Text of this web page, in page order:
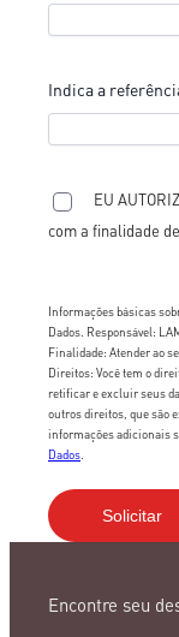
Indica a
EU
com a finalidade
Informações básicas
Dados. Responsável:
Finalidade: Atender ao
Direitos: Você tem o
retificar e excluir seus
outros direitos, que são
informações adicionais
Dados
Encontre seu